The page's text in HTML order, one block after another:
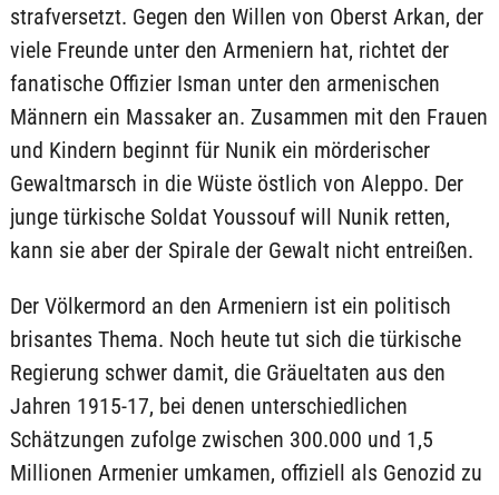
strafversetzt. Gegen den Willen von Oberst Arkan, der
viele Freunde unter den Armeniern hat, richtet der
fanatische Offizier Isman unter den armenischen
Männern ein Massaker an. Zusammen mit den Frauen
und Kindern beginnt für Nunik ein mörderischer
Gewaltmarsch in die Wüste östlich von Aleppo. Der
junge türkische Soldat Youssouf will Nunik retten,
kann sie aber der Spirale der Gewalt nicht entreißen.
Der Völkermord an den Armeniern ist ein politisch
brisantes Thema. Noch heute tut sich die türkische
Regierung schwer damit, die Gräueltaten aus den
Jahren 1915-17, bei denen unterschiedlichen
Schätzungen zufolge zwischen 300.000 und 1,5
Millionen Armenier umkamen, offiziell als Genozid zu